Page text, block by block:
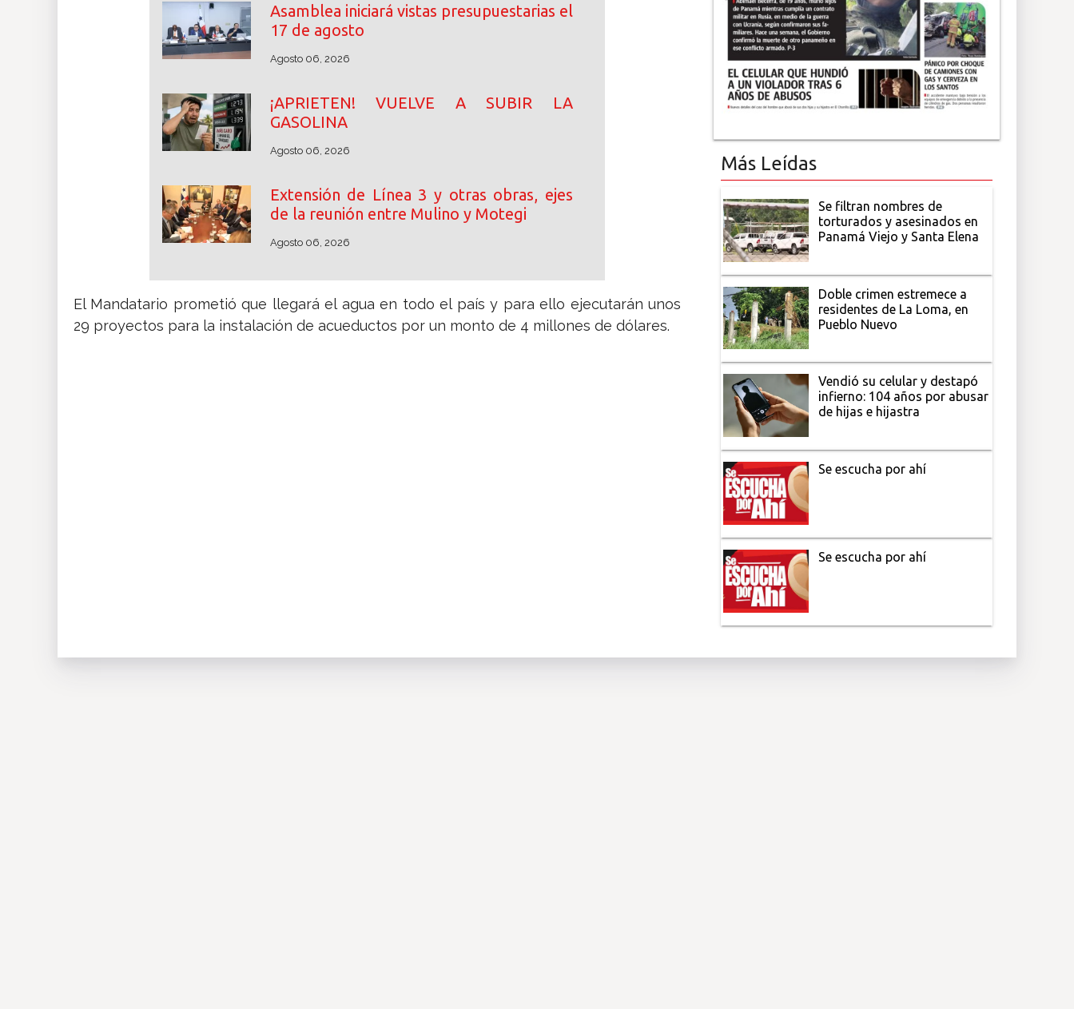
Asamblea iniciará vistas presupuestarias el
17 de agosto
Agosto 06, 2026
¡APRIETEN! VUELVE A SUBIR LA
GASOLINA
Agosto 06, 2026
Extensión de Línea 3 y otras obras, ejes
de la reunión entre Mulino y Motegi
Agosto 06, 2026
El Mandatario prometió que llegará el agua en todo el país y para ello ejecutarán unos
29 proyectos para la instalación de acueductos por un monto de 4 millones de dólares.
Más Leídas
Se filtran nombres de
torturados y asesinados en
Panamá Viejo y Santa Elena
Doble crimen estremece a
residentes de La Loma, en
Pueblo Nuevo
Vendió su celular y destapó
infierno: 104 años por abusar
de hijas e hijastra
Se escucha por ahí
Se escucha por ahí